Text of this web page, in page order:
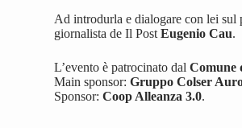
Ad introdurla e dialogare con lei sul
giornalista de Il PostEugenio Cau.
L’evento è patrocinato dalComune
Main sponsor:Gruppo Colser
Sponsor:Coop Alleanza 3.0.